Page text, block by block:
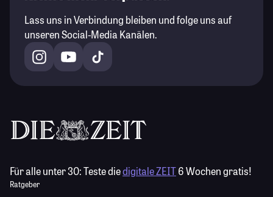
Lass uns in Verbindung bleiben und folge uns auf
unseren Social-Media Kanälen.
Für alle unter 30:Teste diedigitale ZEIT6 Wochen gratis!
Ratgeber